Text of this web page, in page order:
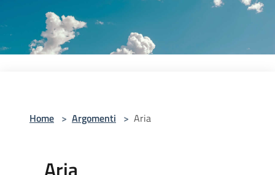
Home > Argomenti > Aria